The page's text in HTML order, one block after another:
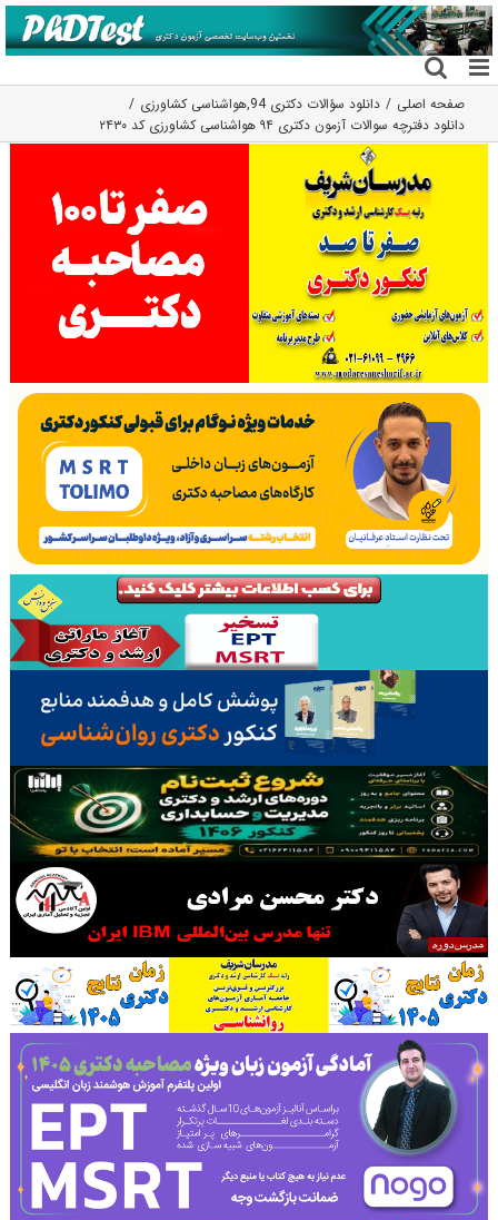
رفتن
به
محتوا
صفحه اصلی دانلود سؤالات دکتری 94 ,هواشناسی کشاورزی
دانلود دفترچه سوالات آزمون دکتری ۹۴ هواشناسی کشاورزی کد ۲۴۳۰